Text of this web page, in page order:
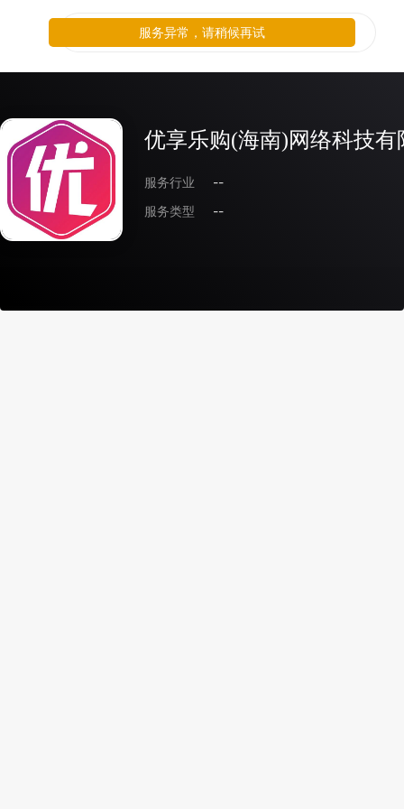
优享乐购(海南)网络科技有
服务行业
--
服务类型
--
服务异常，请稍候再试